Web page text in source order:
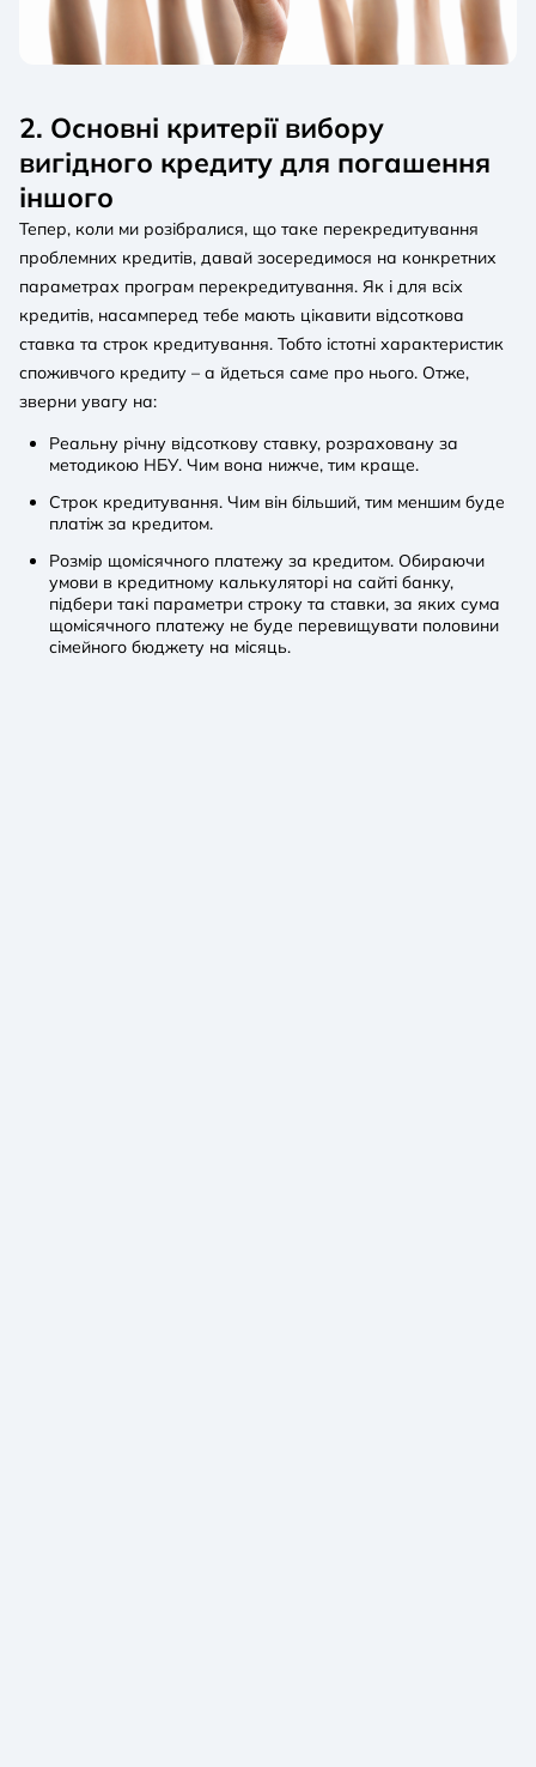
2. Основні критерії вибору
вигідного кредиту для погашення
іншого
Тепер, коли ми розібралися, що таке перекредитування
проблемних кредитів, давай зосередимося на конкретних
параметрах програм перекредитування. Як і для всіх
кредитів, насамперед тебе мають цікавити відсоткова
ставка та строк кредитування. Тобто істотні характеристик
споживчого кредиту – а йдеться саме про нього. Отже,
зверни увагу на:
Реальну річну відсоткову ставку, розраховану за
методикою НБУ. Чим вона нижче, тим краще.
Строк кредитування. Чим він більший, тим меншим буде
платіж за кредитом.
Розмір щомісячного платежу за кредитом. Обираючи
умови в кредитному калькуляторі на сайті банку,
підбери такі параметри строку та ставки, за яких сума
щомісячного платежу не буде перевищувати половини
сімейного бюджету на місяць.